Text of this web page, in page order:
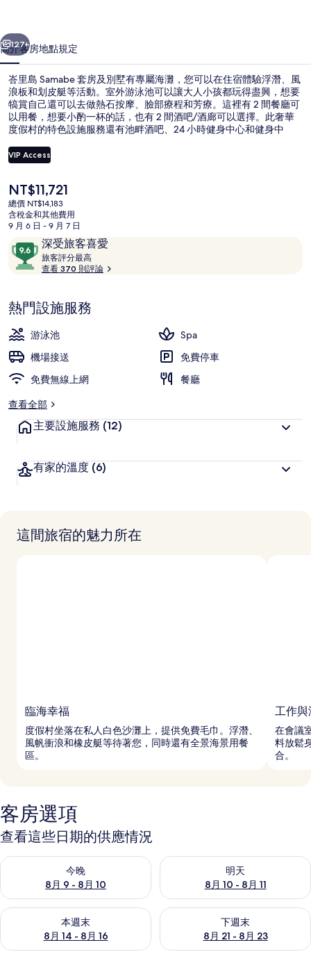
別
墅
的
相
片
集
個 下一個
127+
簡介客房地點規定
峇里島 Samabe 套房及別墅有專屬海灘，您可以在住宿體驗浮潛、風
浪板和划皮艇等活動。室外游泳池可以讓大人小孩都玩得盡興，想要
犒賞自己還可以去做熱石按摩、臉部療程和芳療。這裡有 2 間餐廳可
以用餐，想要小酌一杯的話，也有 2 間酒吧/酒廊可以選擇。此奢華
度假村的特色設施服務還有池畔酒吧、24 小時健身中心和健身中
VIP Access
目
前
的
價
是
NT$11,721
NT$11,721
總價 NT$14,183
含稅金和其他費用
9 月 6 日 - 9 月 7 日
評
論
深受旅客喜愛
9.6
分，
滿
10，
深
受
旅
客
喜
旅客評分最高
客
查看 370 則評論
熱門設施服務
游泳池
Spa
機場接送
免費停車
免費無線上網
餐廳
查看全部
主要設施服務 (12)
有家的溫度 (6)
這間旅宿的魅力所在
臨海幸福
度假村坐落在私人白色沙灘上，提供免費毛巾。浮潛、
風帆衝浪和橡皮艇等待著您，同時還有全景海景用餐
區。
工作
在會議
料放鬆
合。
客房選項
查看這些日期的供應情況
今晚
8月 9 - 8月 10
查看今晚 (8月 9 - 8月 10) 的供應情況
明天
8月 10 - 8月 11
查看明天 (8月 10 - 8月 11) 的
本週末
8月 14 - 8月 16
查看本週末 (8月 14 - 8月 16) 的供應情況
下週末
8月 21 - 8月 23
查看下週末 (8月 21 - 8月 23)